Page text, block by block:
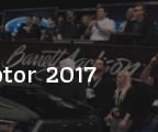
งานแสดงรถ
In The Movie
คราคา รถยนต์
2017